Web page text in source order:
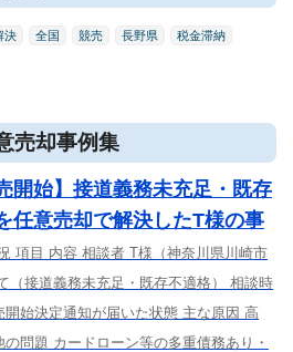
決 全国 競売 長野県 税金滞納
売却事例集
開始】接道義務未充足・既存
任意売却で解決したT様の事
項目 内容 相談者 T様（神奈川県川崎市
（接道義務未充足・既存不適格） 相談時
始決定通知が届いた状態 主な原因 高
問題 カードローン等の多重債務あり・